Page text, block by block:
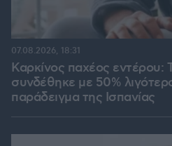
Καρκίνος παχέος εντέρου:
συνδέθηκε με 50%
παράδειγμα της Ισπανίας
07.08.2026, 18:31